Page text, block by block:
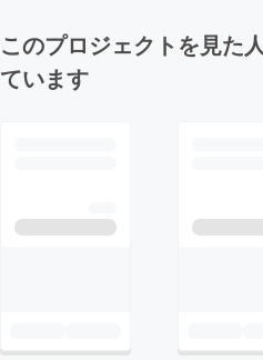
このプロジェクトを見た
ています